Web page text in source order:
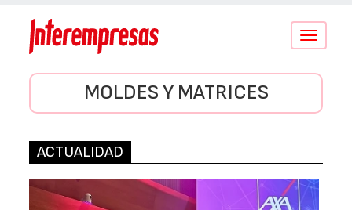
Conmutar
MOLDES Y MATRICES
ACTUALIDAD